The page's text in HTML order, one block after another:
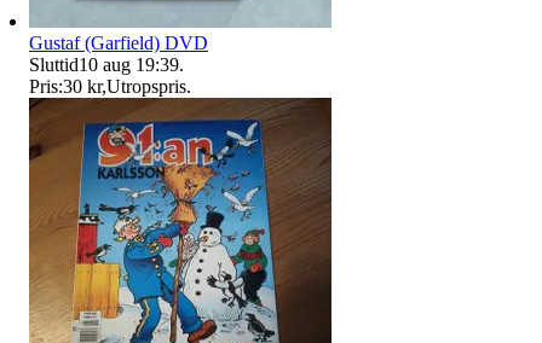
Gustaf (Garfield) DVD
Sluttid10 aug 19:39.
Pris:30 kr,Utropspris.